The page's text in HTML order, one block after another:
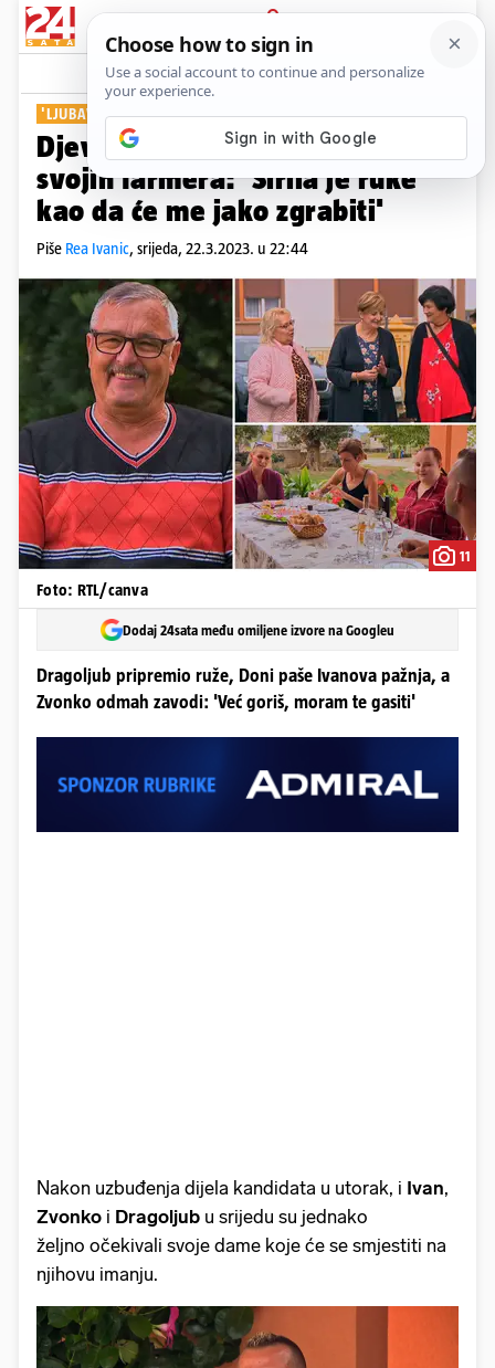
PRIJAVA
Show Komentari
'LJUBAV JE NA SELU'
Djevojke su došle na farmu kod
svojih farmera: 'Širila je ruke
kao da će me jako zgrabiti'
Piše Rea Ivanic, srijeda, 22.3.2023. u 22:44
11
Foto: RTL/canva
Dodaj 24sata među omiljene izvore na Googleu
Dragoljub pripremio ruže, Doni paše Ivanova pažnja, a
Zvonko odmah zavodi: 'Već goriš, moram te gasiti'
Nakon uzbuđenja dijela kandidata u utorak, i Ivan,
Zvonko i Dragoljub u srijedu su jednako
željno očekivali svoje dame koje će se smjestiti na
njihovu imanju.